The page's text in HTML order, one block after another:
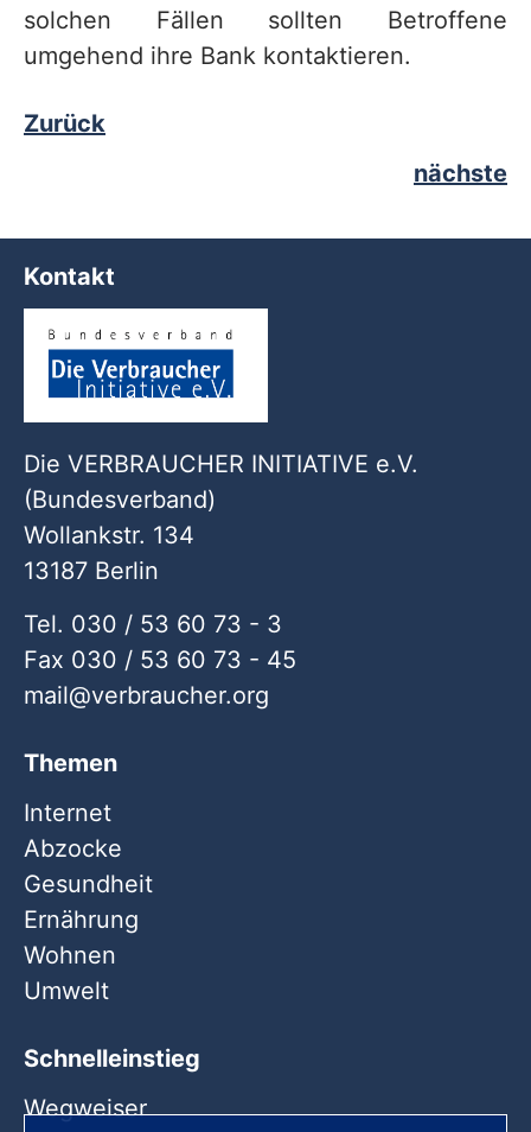
solchen Fällen sollten Betroffene
umgehend ihre Bank kontaktieren.
Zurück
nächste
Kontakt
Die VERBRAUCHER INITIATIVE e.V.
(Bundesverband)
Wollankstr. 134
13187 Berlin
Tel. 030 / 53 60 73 - 3
Fax 030 / 53 60 73 - 45
mail
verbraucher org
Themen
Internet
Abzocke
Gesundheit
Ernährung
Wohnen
Umwelt
Schnelleinstieg
Wegweiser